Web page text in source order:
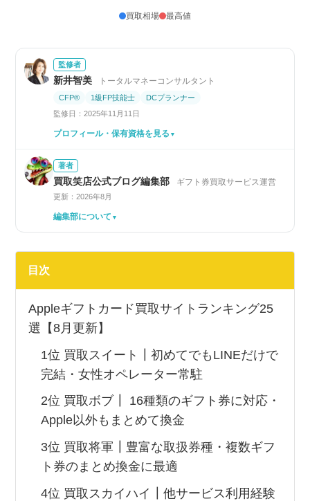
買取相場 最高値
監修者
新井智美 トータルマネーコンサルタント
CFP® 1級FP技能士
DCプランナー
監修日：2025年11月11日
プロフィール・保有資格を見る
著者
買取笑店公式ブログ編集部 ギフト券買取サービス運営
更新：2026年8月
編集部について
目次
Appleギフトカード買取サイトランキング25
選【8月更新】
1位 買取スイート┃初めてでもLINEだけで
完結・女性オペレーター常駐
2位 買取ボブ┃ 16種類のギフト券に対応・
Apple以外もまとめて換金
3位 買取将軍┃豊富な取扱券種・複数ギフ
ト券のまとめ換金に最適
4位 買取スカイハイ┃他サービス利用経験